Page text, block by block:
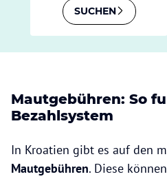
SUCHEN
Mautgebühren: So
Bezahlsystem
In Kroatien gibt es auf den
Mautgebühren. Diese